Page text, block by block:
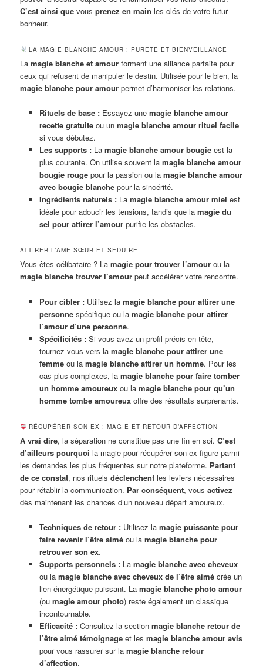
C’est ainsi que vousprenez en main les clés de votre futur
bonheur.
LA MAGIE BLANCHE AMOUR : PURETÉ ET BIENVEILLANCE
Lamagie blanche et amour forment une alliance parfaite pour
ceux qui refusent de manipuler le destin. Utilisée pour le bien, la
magie blanche pour amour permet d’harmoniser les relations.
Rituels de base :Essayez une magie blanche amour
recette gratuiteou un magie blanche amour rituel facile
si vous débutez.
Les supports :La magie blanche amour bougieest la
plus courante. On utilise souvent la magie blanche amour
bougie rougepour la passion ou la magie blanche amour
avec bougie blanchepour la sincérité.
Ingrédients naturels :La magie blanche amour miel est
idéale pour adoucir les tensions, tandis que la magie du
sel pour attirer l’amourpurifie les obstacles.
ATTIRER L’ÂME SŒUR ET SÉDUIRE
Vous êtes célibataire ? Lamagie pour trouver l’amour ou la
magie blanche trouver l’amour peut accélérer votre rencontre.
Pour cibler :Utilisez la magie blanche pour attirer une
personnespécifique ou la magie blanche pour attirer
l’amour d’une personne.
Spécificités :Si vous avez un profil précis en tête,
tournez-vous vers la magie blanche pour attirer une
femmeou la magie blanche attirer un homme. Pour les
cas plus complexes, la magie blanche pour faire tomber
un homme amoureuxou la magie blanche pour qu’un
homme tombe amoureuxoffre des résultats surprenants.
RÉCUPÉRER SON EX : MAGIE ET RETOUR D’AFFECTION
À vrai dire, la séparation ne constitue pas une fin en soi.C’est
d’ailleurs pourquoi la magie pour récupérer son ex figure parmi
les demandes les plus fréquentes sur notre plateforme. Partant
de ce constat, nos rituelsdéclenchent les leviers nécessaires
pour rétablir la communication. Par conséquent, vousactivez
dès maintenant les chances d’un nouveau départ amoureux.
Techniques de retour :Utilisez la magie puissante pour
faire revenir l’être aiméou la magie blanche pour
retrouver son ex.
Supports personnels :La magie blanche avec cheveux
ou la magie blanche avec cheveux de l’être aimécrée un
lien énergétique puissant. La magie blanche photo amour
(ou magie amour photo) reste également un classique
incontournable.
Efficacité :Consultez la section magie blanche retour de
l’être aimé témoignageet les magie blanche amour avis
pour vous rassurer sur la magie blanche retour
d’affection.